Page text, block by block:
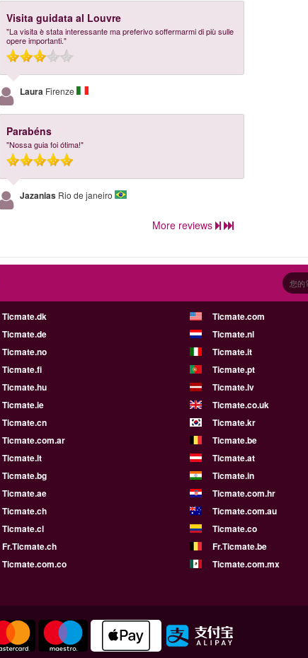
Visita guidata al Louvre
"La visita è stata interessante ma preferivo soffermarmi di più sulle
opere importanti."
Laura Firenze
Parabéns
"Nossa guia foi ótima!"
Jazanias Rio de janeiro
More reviews
Ticmate.dk
Ticmate.com
Ticmate.de
Ticmate.nl
Ticmate.no
Ticmate.it
Ticmate.fi
Ticmate.pt
Ticmate.hu
Ticmate.lv
Ticmate.ie
Ticmate.co.uk
Ticmate.cn
Ticmate.kr
Ticmate.com.ar
Ticmate.be
Ticmate.lt
Ticmate.at
Ticmate.bg
Ticmate.in
Ticmate.ae
Ticmate.com.hr
Ticmate.ch
Ticmate.com.au
Ticmate.cl
Ticmate.co
Fr.Ticmate.ch
Fr.Ticmate.be
Ticmate.com.co
Ticmate.com.mx